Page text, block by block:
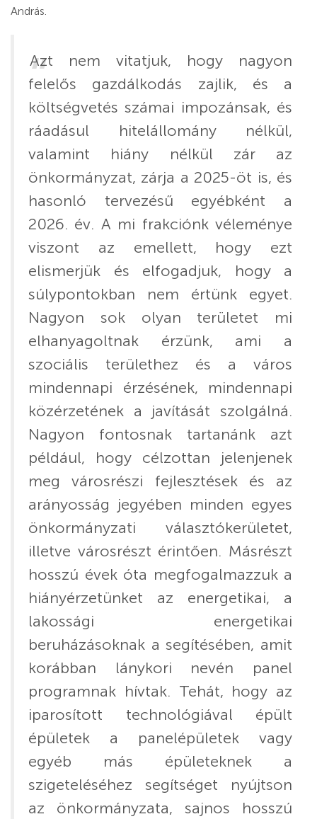
András.
Azt nem vitatjuk, hogy nagyon
felelős gazdálkodás zajlik, és a
költségvetés számai impozánsak, és
ráadásul hitelállomány nélkül,
valamint hiány nélkül zár az
önkormányzat, zárja a 2025-öt is, és
hasonló tervezésű egyébként a
2026. év. A mi frakciónk véleménye
viszont az emellett, hogy ezt
elismerjük és elfogadjuk, hogy a
súlypontokban nem értünk egyet.
Nagyon sok olyan területet mi
elhanyagoltnak érzünk, ami a
szociális területhez és a város
mindennapi érzésének, mindennapi
közérzetének a javítását szolgálná.
Nagyon fontosnak tartanánk azt
például, hogy célzottan jelenjenek
meg városrészi fejlesztések és az
arányosság jegyében minden egyes
önkormányzati választókerületet,
illetve városrészt érintően. Másrészt
hosszú évek óta megfogalmazzuk a
hiányérzetünket az energetikai, a
lakossági energetikai
beruházásoknak a segítésében, amit
korábban lánykori nevén panel
programnak hívtak. Tehát, hogy az
iparosított technológiával épült
épületek a panelépületek vagy
egyéb más épületeknek a
szigeteléséhez segítséget nyújtson
az önkormányzata, sajnos hosszú